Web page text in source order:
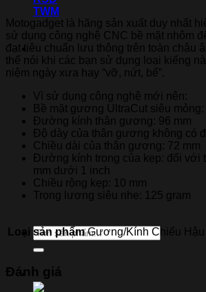
TWM
Thương hiệu xe
Tìm
kiếm:
Motogadget là hãng sản xuất duy nhất
sử dụng công nghệ CNC bề mặt nhôm
đạt tiêu chuẩn lưu thông trên toàn châu
thể nói khi các bạn sử dụng loại kiếng
niệm ngày xưa hay “vỡ, nứt, bể”.
Vì sử dụng công nghệ mới nên:
Bề mặt gương UltraCut siêu mỏng:
Đường kính thân gương: 96 mm
Độ dày của thân gương không có
Chiều dài của thân gương: 72 mm
Đường kính trong của kẹp: đối với
mm dưới 1 inch
Chiều rộng kẹp: 10 mm
Trọng lượng siêu nhẹ: 125 gram
Loại sản phẩm Gương/Kính Chiếu Hậu
Đánh giá